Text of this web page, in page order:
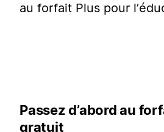
au forfait Plus pour
Passez d’abord au
gratuit